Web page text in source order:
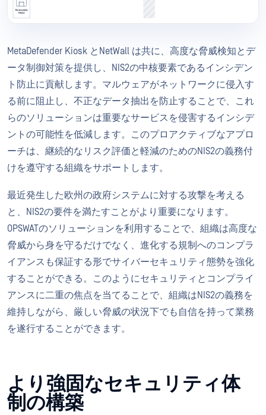
MetaDefender Kiosk とNetWall は共に、高度な脅威検知とデ
ータ制御対策を提供し、NIS2の中核要素であるインシデン
ト防止に貢献します。マルウェアがネットワークに侵入す
る前に阻止し、不正なデータ抽出を防止することで、これ
らのソリューションは重要なサービスを侵害するインシデ
ントの可能性を低減します。このプロアクティブなアプロ
ーチは、継続的なリスク評価と軽減のためのNIS2の義務付
けを遵守する組織をサポートします。
最近発生した欧州の政府システムに対する攻撃を考える
と、NIS2の要件を満たすことがより重要になります。
OPSWATのソリューションを利用することで、組織は高度な
脅威から身を守るだけでなく、進化する規制へのコンプラ
イアンスも保証する形でサイバーセキュリティ態勢を強化
することができる。このようにセキュリティとコンプライ
アンスに二重の焦点を当てることで、組織はNIS2の義務を
維持しながら、厳しい脅威の状況下でも自信を持って業務
を遂行することができます。
より強固なセキュリティ体
制の構築